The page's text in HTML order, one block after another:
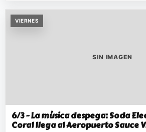
VIERNES
SIN IMAGEN
6/3 - La música despega: Soda
Coral llega al Aeropuerto Sauce